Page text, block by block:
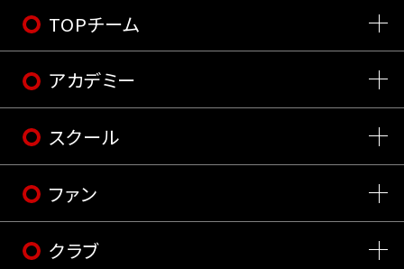
TOPチーム
アカデミー
スクール
ファン
クラブ